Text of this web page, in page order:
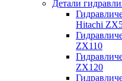
Детали
Hitachi
ZX110
ZX120